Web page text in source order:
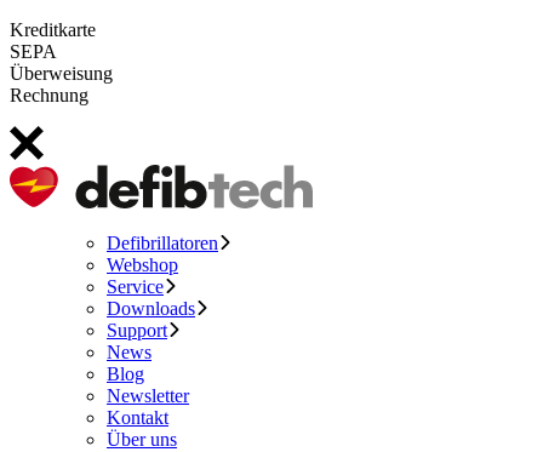
Kreditkarte
SEPA
Überweisung
Rechnung
Defibrillatoren
Webshop
Service
Downloads
Support
News
Blog
Newsletter
Kontakt
Über uns